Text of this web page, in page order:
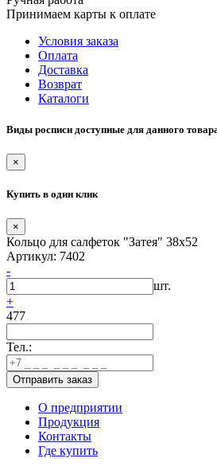
Принимаем карты к оплате
Условия заказа
Оплата
Доставка
Возврат
Каталоги
Виды росписи доступные для данного
×
Купить в один клик
×
Кольцо для салфеток "Затея" 38х52
Артикул: 7402
-
шт.
+
477
Тел.:
О предприятии
Продукция
Контакты
Где купить